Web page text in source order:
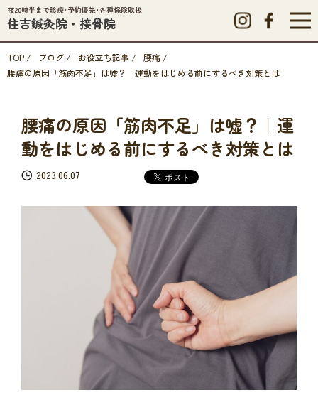
夜20時半まで診療･予約優先･各種保険取扱
住吉鍼灸院・接骨院
TOP / ブログ / お役立ち記事 / 腰痛 /
腰痛の原因「筋肉不足」は嘘？｜運動をはじめる前にするべき対策とは
腰痛の原因「筋肉不足」は嘘？｜運
動をはじめる前にするべき対策とは
2023.06.07